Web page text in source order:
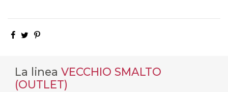
La linea VECCHIO SMALTO
(OUTLET)